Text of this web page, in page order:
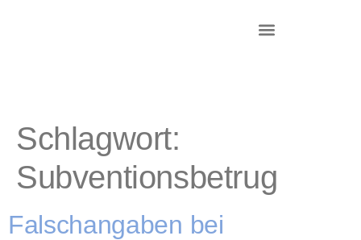
Schlagwort:
Subventionsbetrug
Falschangaben bei